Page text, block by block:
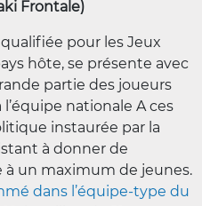
Frontale)
pour les Jeux
hôte, se présente avec
partie des joueurs
nationale A ces
instaurée par la
à donner de
à un maximum de jeunes.
dans l’équipe-type du